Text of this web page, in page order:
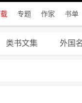
专题 作家 书单
类书文集 外国